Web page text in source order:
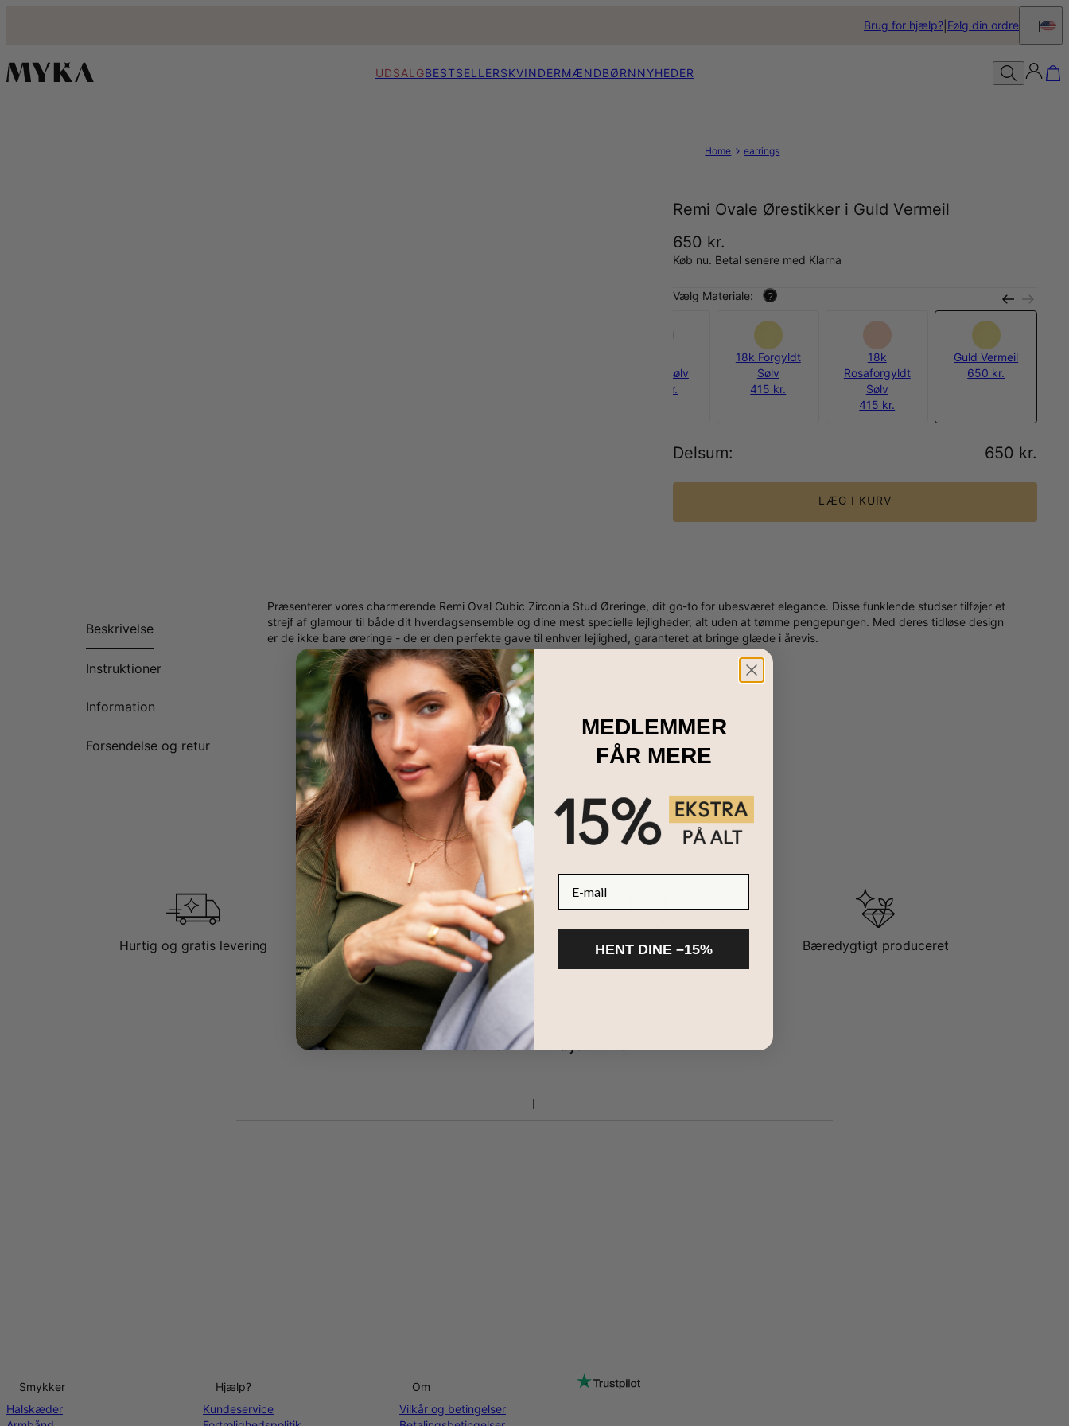
Brug for hjælp? Følg din ordre
UDSALGBESTSELLERSKVINDERMÆNDBØRNNYHEDER
Home earrings
Remi Ovale Ørestikker i Guld Vermeil
650 kr.
Køb nu. Betal senere med Klarna
Vælg Materiale: ?
sterlingsølv
350 kr.
18k Forgyldt
Sølv
415 kr.
18k
Rosaforgyldt
Sølv
415 kr.
Guld Vermeil
650 kr.
Delsum: 650 kr.
LÆG I KURV
Beskrivelse
Instruktioner
Information
Forsendelse og retur
Præsenterer vores charmerende Remi Oval Cubic Zirconia Stud Øreringe, dit go-to for ubesværet elegance. Disse funklende studser tilføjer et
strejf af glamour til både dit hverdagsensemble og dine mest specielle lejligheder, alt uden at tømme pengepungen. Med deres tidløse design
er de ikke bare øreringe - de er den perfekte gave til enhver lejlighed, garanteret at bringe glæde i årevis.
Hurtig og gratis levering 100 dages retur 2 års reklamationsret Bæredygtigt produceret
Del dine MYKA-øjeblikke
Smykker
Halskæder
Hjælp?
Kundeservice
Om
Vilkår og betingelser
MEDLEMMER
FÅR MERE
HENT DINE –15%